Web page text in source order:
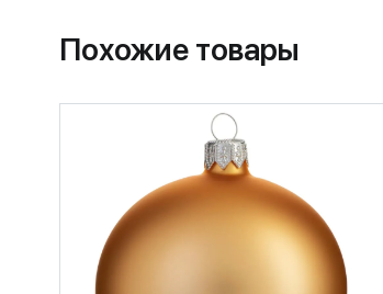
Похожие товары